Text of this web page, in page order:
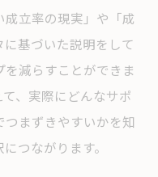
る本音と注意点
明かされる落とし
点で知る現実
ぶ失敗回避ポイン
立率の現実」や「成
基づいた説明をして
減らすことができま
、実際にどんなサポ
まずきやすいかを知
つながります。